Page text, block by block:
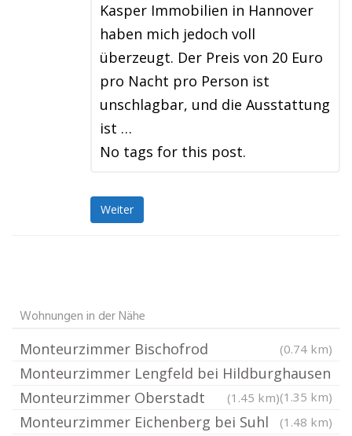
Kasper Immobilien in Hannover
haben mich jedoch voll
überzeugt. Der Preis von 20 Euro
pro Nacht pro Person ist
unschlagbar, und die Ausstattung
ist …
No tags for this post.
Weiter
Wohnungen in der Nähe
Monteurzimmer Bischofrod (0.74 km)
Monteurzimmer Lengfeld bei Hildburghausen
(1.35 km)
Monteurzimmer Oberstadt (1.45 km)
Monteurzimmer Eichenberg bei Suhl (1.48 km)